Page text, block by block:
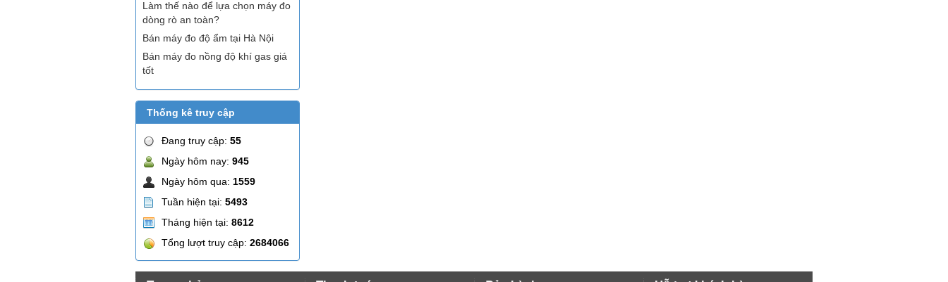
Làm thế nào để lựa chọn máy đo
dòng rò an toàn?
Bán máy đo độ ẩm tại Hà Nội
Bán máy đo nồng độ khí gas giá
tốt
Thống kê truy cập
Đang truy cập: 55
Ngày hôm nay: 945
Ngày hôm qua: 1559
Tuần hiện tại: 5493
Tháng hiện tại: 8612
Tổng lượt truy cập: 2684066